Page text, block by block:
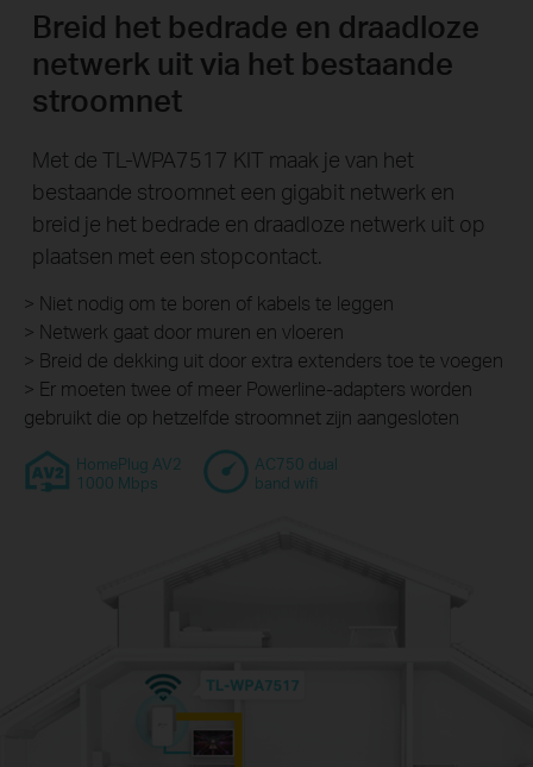
Breid het bedrade en draadloze
netwerk uit via het bestaande
stroomnet
Met de TL-WPA7517 KIT maak je van het
bestaande stroomnet een gigabit netwerk en
breid je het bedrade en draadloze netwerk uit op
plaatsen met een stopcontact.
> Niet nodig om te boren of kabels te leggen
> Netwerk gaat door muren en vloeren
> Breid de dekking uit door extra extenders toe te voegen
> Er moeten twee of meer Powerline-adapters worden
gebruikt die op hetzelfde stroomnet zijn aangesloten
HomePlug AV2
1000 Mbps
AC750 dual
band wifi